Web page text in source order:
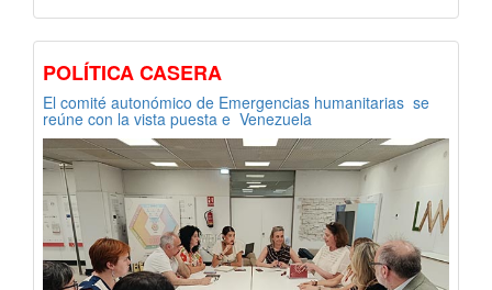
POLÍTICA CASERA
El comité autonómico de Emergencias humanitarias se
reúne con la vista puesta e Venezuela